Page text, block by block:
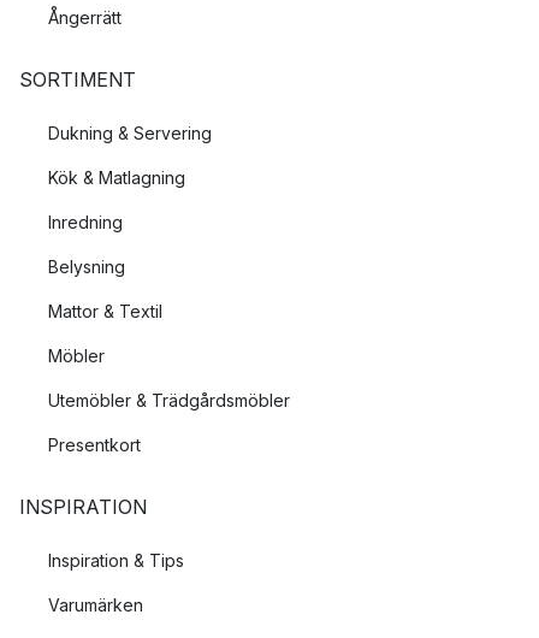
Ångerrätt
SORTIMENT
Dukning & Servering
Kök & Matlagning
Inredning
Belysning
Mattor & Textil
Möbler
Utemöbler & Trädgårdsmöbler
Presentkort
INSPIRATION
Inspiration & Tips
Varumärken